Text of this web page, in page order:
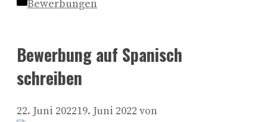
Kategorien
Bewerbungen
Bewerbung auf Spanisch
schreiben
22. Juni 202219. Juni 2022 von